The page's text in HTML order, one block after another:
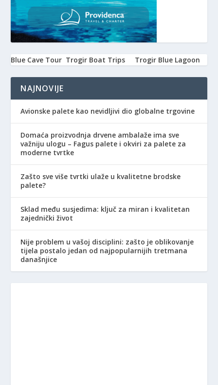
Blue Cave Tour Trogir Boat Trips Trogir Blue Lagoon
NAJNOVIJE
Avionske palete kao nevidljivi dio globalne trgovine
Domaća proizvodnja drvene ambalaže ima sve
važniju ulogu – Fagus palete i okviri za palete za
moderne tvrtke
Zašto sve više tvrtki ulaže u kvalitetne brodske
palete?
Sklad među susjedima: ključ za miran i kvalitetan
zajednički život
Nije problem u vašoj disciplini: zašto je oblikovanje
tijela postalo jedan od najpopularnijih tretmana
današnjice